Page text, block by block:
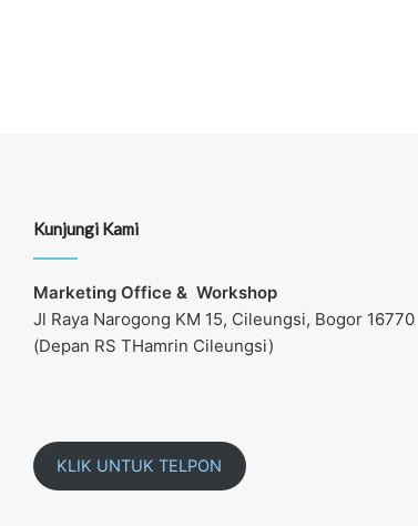
Kunjungi Kami
Marketing Office & Workshop
Jl Raya Narogong KM 15, Cileungsi, Bogor 16770
(Depan RS THamrin Cileungsi)
KLIK UNTUK TELPON